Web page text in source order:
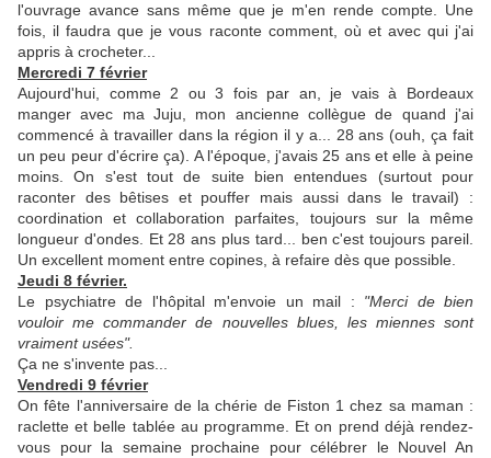
l'ouvrage avance sans même que je m'en rende compte. Une
fois, il faudra que je vous raconte comment, où et avec qui j'ai
appris à crocheter...
Mercredi 7 février
Aujourd'hui, comme 2 ou 3 fois par an, je vais à Bordeaux
manger avec ma Juju, mon ancienne collègue de quand j'ai
commencé à travailler dans la région il y a... 28 ans (ouh, ça fait
un peu peur d'écrire ça). A l'époque, j'avais 25 ans et elle à peine
moins. On s'est tout de suite bien entendues (surtout pour
raconter des bêtises et pouffer mais aussi dans le travail) :
coordination et collaboration parfaites, toujours sur la même
longueur d'ondes. Et 28 ans plus tard... ben c'est toujours pareil.
Un excellent moment entre copines, à refaire dès que possible.
Jeudi 8 février.
Le psychiatre de l'hôpital m'envoie un mail : "Merci de bien
vouloir me commander de nouvelles blues, les miennes sont
vraiment usées".
Ça ne s'invente pas...
Vendredi 9 février
On fête l'anniversaire de la chérie de Fiston 1 chez sa maman :
raclette et belle tablée au programme. Et on prend déjà rendez-
vous pour la semaine prochaine pour célébrer le Nouvel An